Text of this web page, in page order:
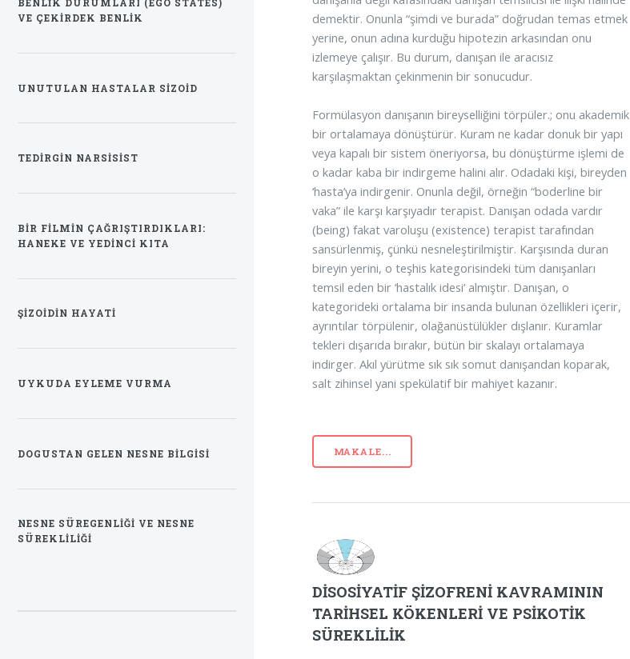
demektir. Onunla “şimdi ve burada” doğrudan temas etmek
yerine, onun adına kurduğu hipotezin arkasından onu
izlemeye çalışır. Bu durum, danışan ile aracısız
karşılaşmaktan çekinmenin bir sonucudur.
Formülasyon danışanın bireyselliğini törpüler.; onu akademik
bir ortalamaya dönüştürür. Kuram ne kadar donuk bir yapı
veya kapalı bir sistem öneriyorsa, bu dönüştürme işlemi de
o kadar kaba bir indirgeme halini alır. Odadaki kişi, bireyden
‘hasta’ya indirgenir. Onunla değil, örneğin “boderline bir
vaka” ile karşı karşıyadır terapist. Danışan odada vardır
(being) fakat varoluşu (existence) terapist tarafından
sansürlenmiş, çünkü nesneleştirilmiştir. Karşısında duran
bireyin yerini, o teşhis kategorisindeki tüm danışanları
temsil eden bir ‘hastalık idesi’ almıştır. Danışan, o
kategorideki ortalama bir insanda bulunan özellikleri içerir,
ayrıntılar törpülenir, olağanüstülükler dışlanır. Kuramlar
tekleri dışarıda bırakır, bütün bir skalayı ortalamaya
indirger. Akıl yürütme sık sık somut danışandan koparak,
salt zihinsel yani spekülatif bir mahiyet kazanır.
MAKALE...
DİSOSİYATİF ŞİZOFRENİ KAVRAMININ
TARİHSEL KÖKENLERİ VE PSİKOTİK
SÜREKLİLİK
BENLİK DURUMLARI (EGO STATES)
VE ÇEKİRDEK BENLİK
UNUTULAN HASTALAR SIZOID
TEDIRGIN NARSISIST
BIR FILMIN ÇAĞRIŞTIRDIKLARI:
HANEKE VE YEDINCI KITA
ŞIZOIDIN HAYATI
UYKUDA EYLEME VURMA
DOGUSTAN GELEN NESNE BILGISI
NESNE SÜREGENLIĞI VE NESNE
SÜREKLILIĞI